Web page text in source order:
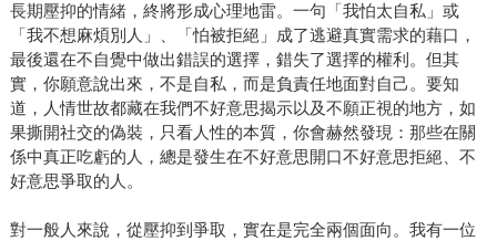
長期壓抑的情緒，終將形成心理地雷。一句「我怕太自私」或
「我不想麻煩別人」、「怕被拒絕」成了逃避真實需求的藉口，
最後還在不自覺中做出錯誤的選擇，錯失了選擇的權利。但其
實，你願意說出來，不是自私，而是負責任地面對自己。要知
道，人情世故都藏在我們不好意思揭示以及不願正視的地方，如
果撕開社交的偽裝，只看人性的本質，你會赫然發現：那些在關
係中真正吃虧的人，總是發生在不好意思開口不好意思拒絕、不
好意思爭取的人。
對一般人來說，從壓抑到爭取，實在是完全兩個面向。我有一位